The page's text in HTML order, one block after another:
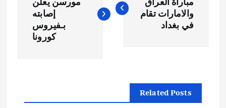
صوالامارات تقام
في بغداد
إصابته
بـفيروس
كورونا
Related Posts